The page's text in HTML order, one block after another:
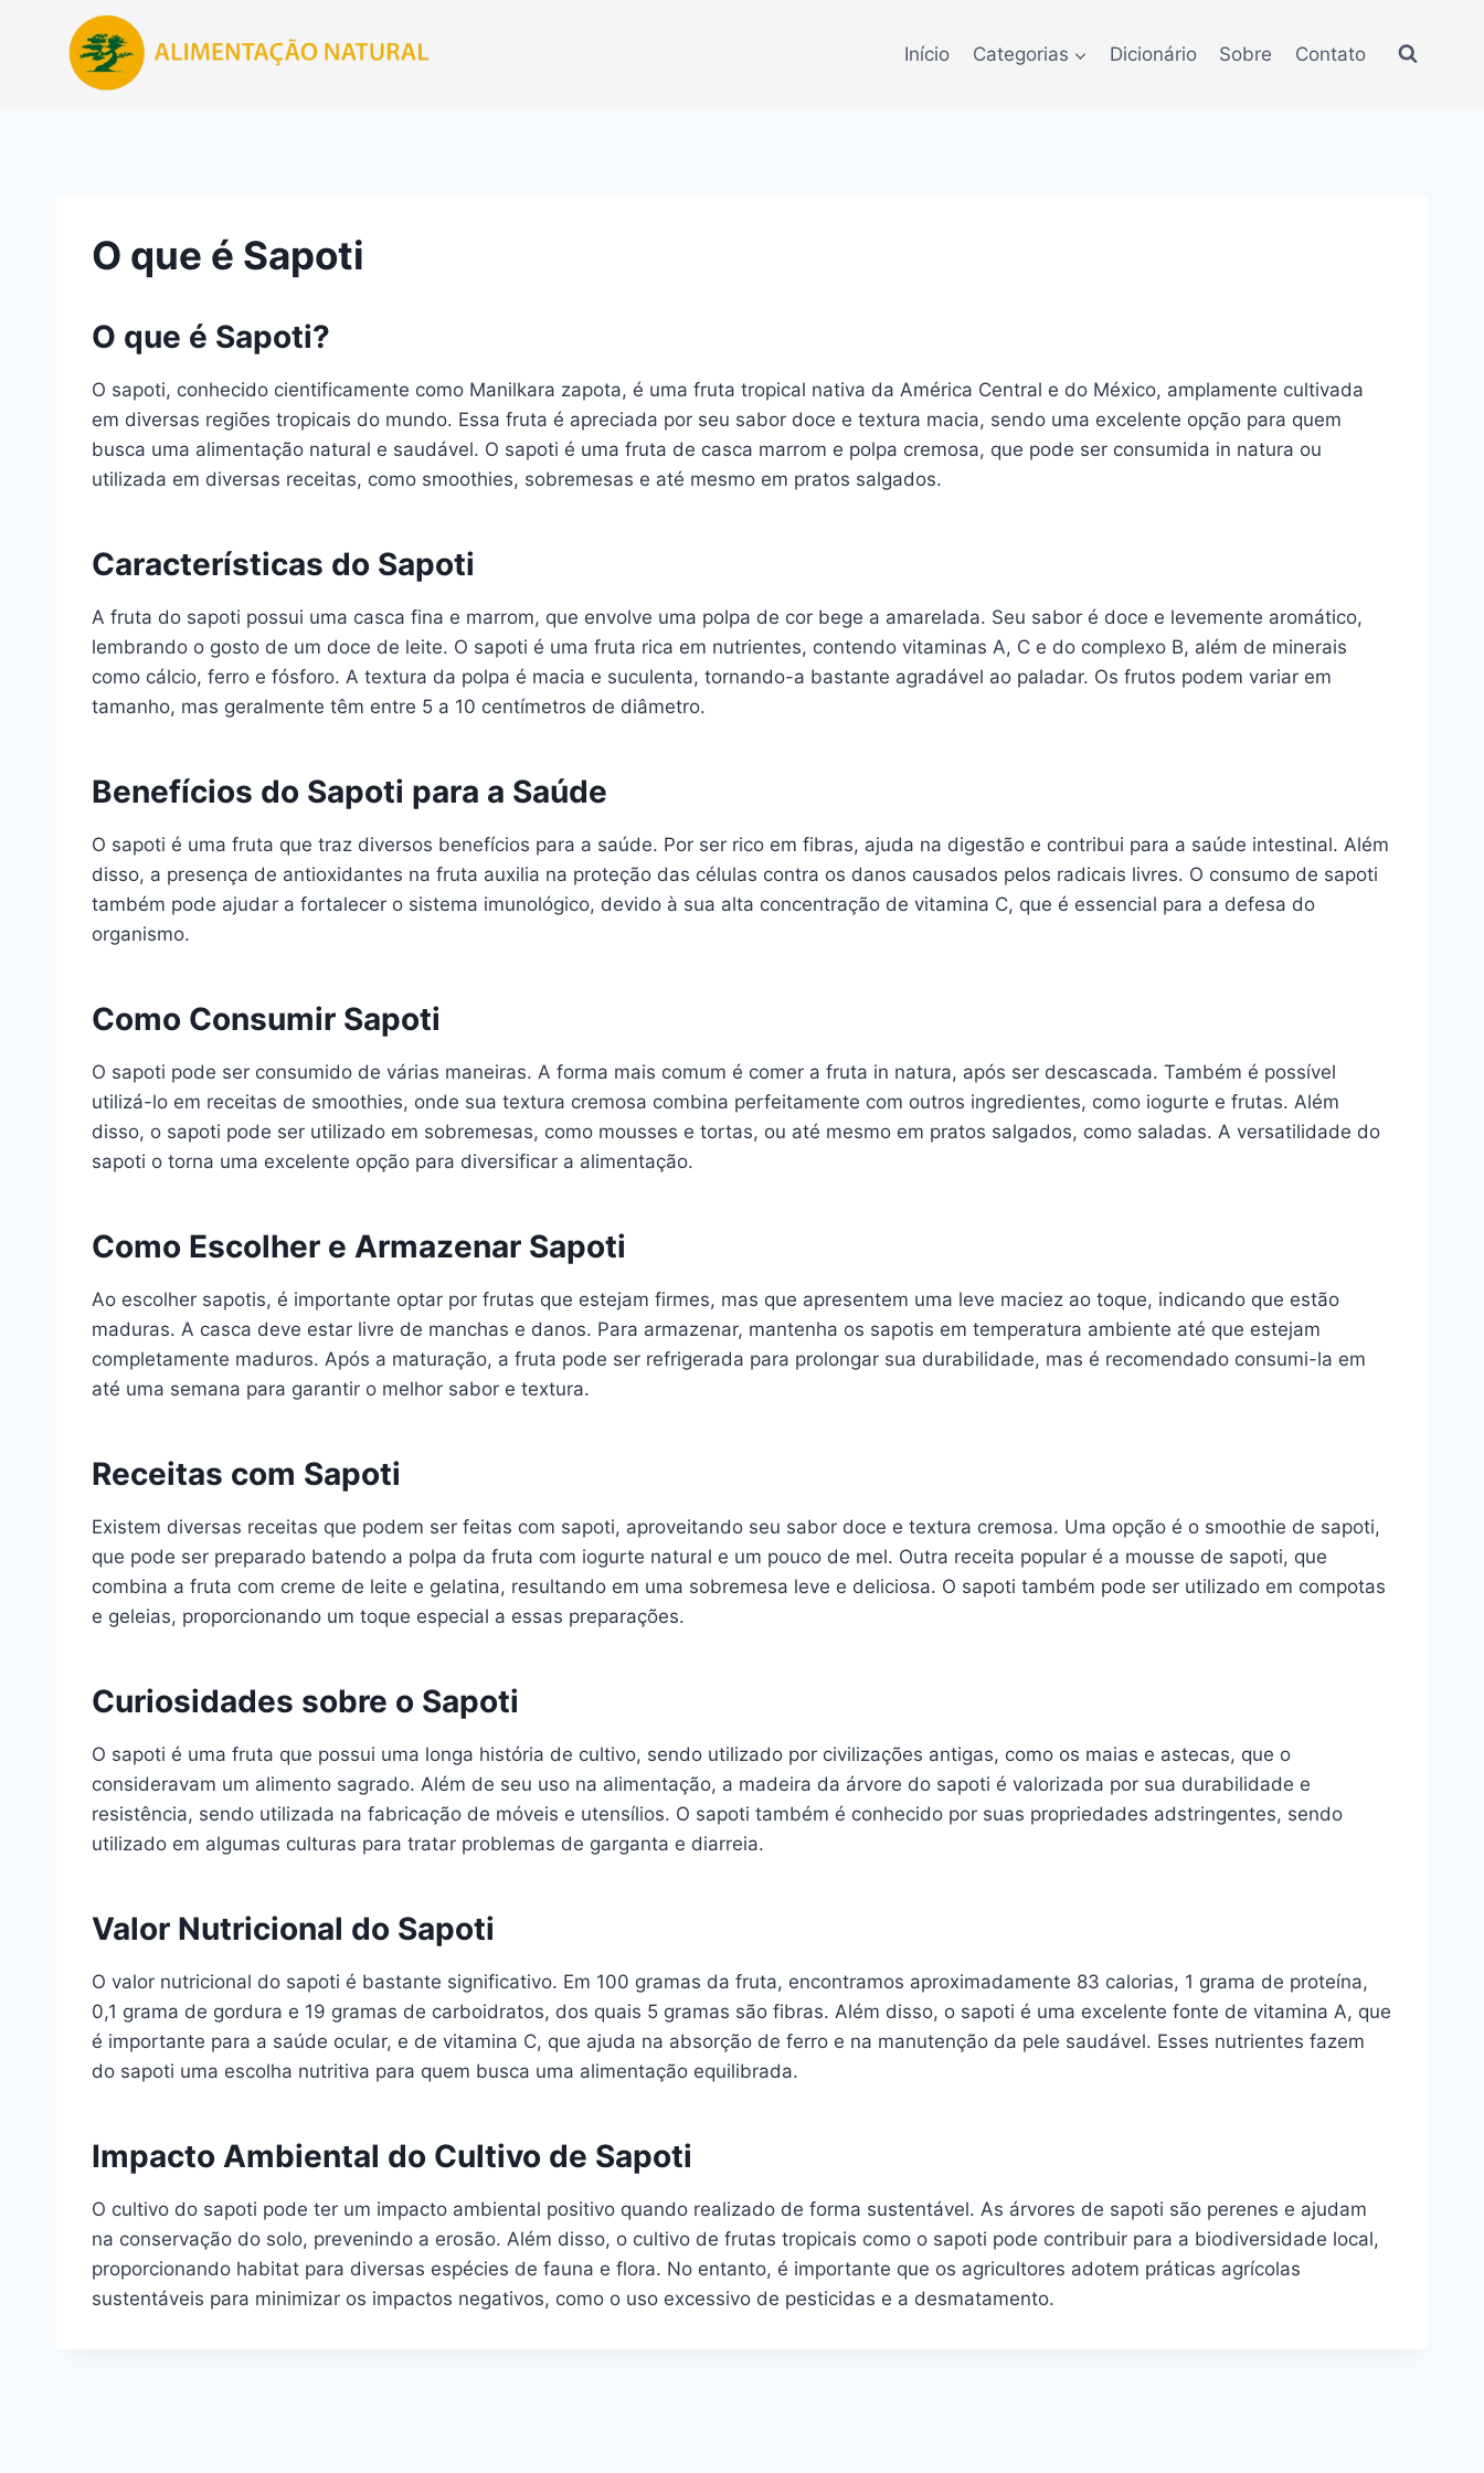
Início Categorias Dicionário Sobre Contato
O que é Sapoti
O que é Sapoti?
O sapoti, conhecido cientificamente como Manilkara zapota, é uma fruta tropical nativa da América Central e do México, amplamente cultivada
em diversas regiões tropicais do mundo. Essa fruta é apreciada por seu sabor doce e textura macia, sendo uma excelente opção para quem
busca uma alimentação natural e saudável. O sapoti é uma fruta de casca marrom e polpa cremosa, que pode ser consumida in natura ou
utilizada em diversas receitas, como smoothies, sobremesas e até mesmo em pratos salgados.
Características do Sapoti
A fruta do sapoti possui uma casca fina e marrom, que envolve uma polpa de cor bege a amarelada. Seu sabor é doce e levemente aromático,
lembrando o gosto de um doce de leite. O sapoti é uma fruta rica em nutrientes, contendo vitaminas A, C e do complexo B, além de minerais
como cálcio, ferro e fósforo. A textura da polpa é macia e suculenta, tornando-a bastante agradável ao paladar. Os frutos podem variar em
tamanho, mas geralmente têm entre 5 a 10 centímetros de diâmetro.
Benefícios do Sapoti para a Saúde
O sapoti é uma fruta que traz diversos benefícios para a saúde. Por ser rico em fibras, ajuda na digestão e contribui para a saúde intestinal. Além
disso, a presença de antioxidantes na fruta auxilia na proteção das células contra os danos causados pelos radicais livres. O consumo de sapoti
também pode ajudar a fortalecer o sistema imunológico, devido à sua alta concentração de vitamina C, que é essencial para a defesa do
organismo.
Como Consumir Sapoti
O sapoti pode ser consumido de várias maneiras. A forma mais comum é comer a fruta in natura, após ser descascada. Também é possível
utilizá-lo em receitas de smoothies, onde sua textura cremosa combina perfeitamente com outros ingredientes, como iogurte e frutas. Além
disso, o sapoti pode ser utilizado em sobremesas, como mousses e tortas, ou até mesmo em pratos salgados, como saladas. A versatilidade do
sapoti o torna uma excelente opção para diversificar a alimentação.
Como Escolher e Armazenar Sapoti
Ao escolher sapotis, é importante optar por frutas que estejam firmes, mas que apresentem uma leve maciez ao toque, indicando que estão
maduras. A casca deve estar livre de manchas e danos. Para armazenar, mantenha os sapotis em temperatura ambiente até que estejam
completamente maduros. Após a maturação, a fruta pode ser refrigerada para prolongar sua durabilidade, mas é recomendado consumi-la em
até uma semana para garantir o melhor sabor e textura.
Receitas com Sapoti
Existem diversas receitas que podem ser feitas com sapoti, aproveitando seu sabor doce e textura cremosa. Uma opção é o smoothie de sapoti,
que pode ser preparado batendo a polpa da fruta com iogurte natural e um pouco de mel. Outra receita popular é a mousse de sapoti, que
combina a fruta com creme de leite e gelatina, resultando em uma sobremesa leve e deliciosa. O sapoti também pode ser utilizado em compotas
e geleias, proporcionando um toque especial a essas preparações.
Curiosidades sobre o Sapoti
O sapoti é uma fruta que possui uma longa história de cultivo, sendo utilizado por civilizações antigas, como os maias e astecas, que o
consideravam um alimento sagrado. Além de seu uso na alimentação, a madeira da árvore do sapoti é valorizada por sua durabilidade e
resistência, sendo utilizada na fabricação de móveis e utensílios. O sapoti também é conhecido por suas propriedades adstringentes, sendo
utilizado em algumas culturas para tratar problemas de garganta e diarreia.
Valor Nutricional do Sapoti
O valor nutricional do sapoti é bastante significativo. Em 100 gramas da fruta, encontramos aproximadamente 83 calorias, 1 grama de proteína,
0,1 grama de gordura e 19 gramas de carboidratos, dos quais 5 gramas são fibras. Além disso, o sapoti é uma excelente fonte de vitamina A, que
é importante para a saúde ocular, e de vitamina C, que ajuda na absorção de ferro e na manutenção da pele saudável. Esses nutrientes fazem
do sapoti uma escolha nutritiva para quem busca uma alimentação equilibrada.
Impacto Ambiental do Cultivo de Sapoti
O cultivo do sapoti pode ter um impacto ambiental positivo quando realizado de forma sustentável. As árvores de sapoti são perenes e ajudam
na conservação do solo, prevenindo a erosão. Além disso, o cultivo de frutas tropicais como o sapoti pode contribuir para a biodiversidade local,
proporcionando habitat para diversas espécies de fauna e flora. No entanto, é importante que os agricultores adotem práticas agrícolas
sustentáveis para minimizar os impactos negativos, como o uso excessivo de pesticidas e a desmatamento.